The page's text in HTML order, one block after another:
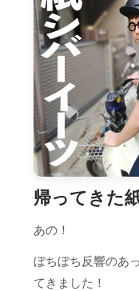
帰ってきた
あの！
ぼちぼち反響のあ
てきました！